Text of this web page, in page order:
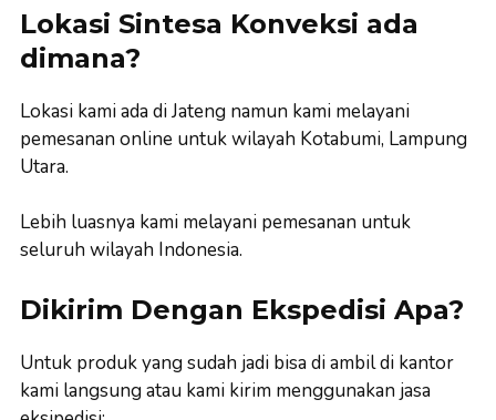
Lokasi Sintesa Konveksi ada
dimana?
Lokasi kami ada di Jateng namun kami melayani
pemesanan online untuk wilayah Kotabumi, Lampung
Utara.
Lebih luasnya kami melayani pemesanan untuk
seluruh wilayah Indonesia.
Dikirim Dengan Ekspedisi Apa?
Untuk produk yang sudah jadi bisa di ambil di kantor
kami langsung atau kami kirim menggunakan jasa